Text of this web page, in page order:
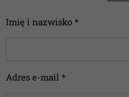
Imię i nazwisko *
Adres e-mail *